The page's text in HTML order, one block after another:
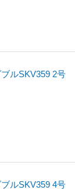
ルSKV359 2号
ルSKV359 4号